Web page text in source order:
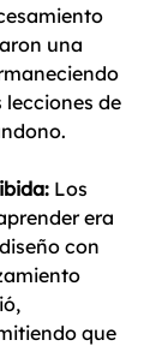
una
de
Los
era
con
que